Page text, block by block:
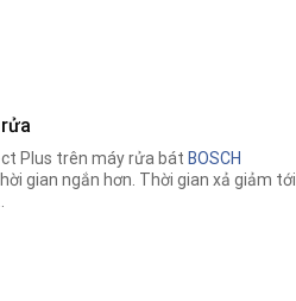
Plus trên máy rửa bát BOSCH
gian ngắn hơn. Thời gian xả giảm tới